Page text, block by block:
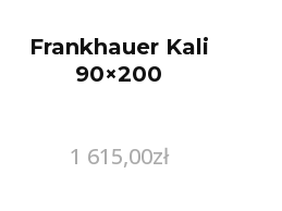
Frankhauer Kali
90×200
1 615,00zł